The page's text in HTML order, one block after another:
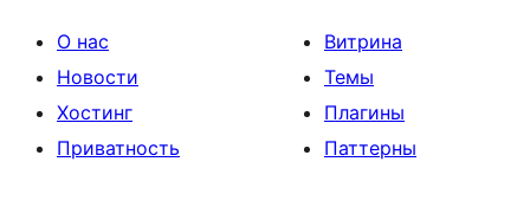
О нас
Новости
Хостинг
Приватность
Витрина
Темы
Плагины
Паттерны